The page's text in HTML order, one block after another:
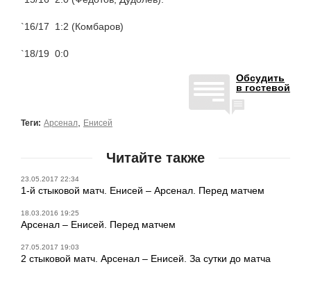
`16/17 1:2 (Комбаров)
`18/19 0:0
Обсудить
в гостевой
Теги: Арсенал Енисей
Читайте также
23.05.2017 22:34
1-й стыковой матч. Енисей – Арсенал. Перед матчем
18.03.2016 19:25
Арсенал – Енисей. Перед матчем
27.05.2017 19:03
2 стыковой матч. Арсенал – Енисей. За сутки до матча